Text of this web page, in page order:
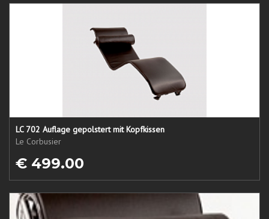
LC 702 Auflage gepolstert mit Kopfkissen
Le Corbusier
€ 499.00